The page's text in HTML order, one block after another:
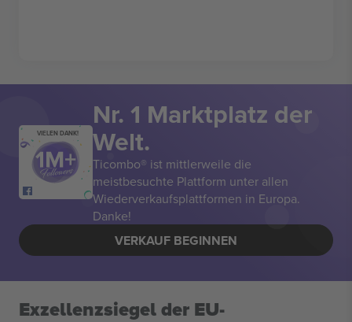
VIELEN DANK!
Nr. 1 Marktplatz der
Welt.
Ticombo® ist mittlerweile die
meistbesuchte Plattform unter allen
Wiederverkaufsplattformen in Europa.
Danke!
VERKAUF BEGINNEN
Exzellenzsiegel der EU-